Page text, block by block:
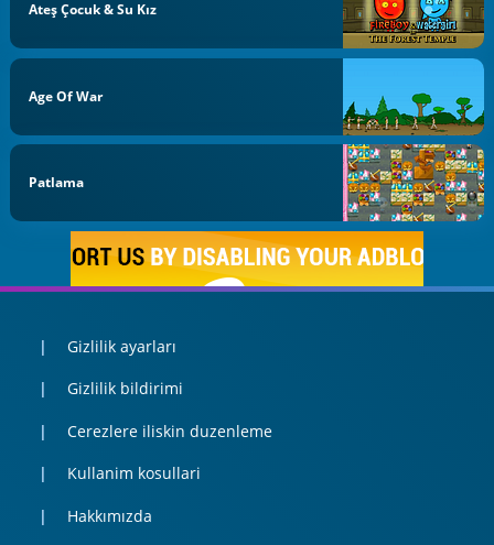
Ateş Çocuk & Su Kız
Age Of War
Patlama
Gizlilik ayarları
Gizlilik bildirimi
Cerezlere iliskin duzenleme
Kullanim kosullari
Hakkımızda